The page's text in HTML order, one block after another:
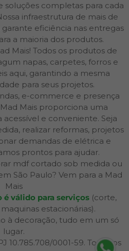
soluções completas para cada
infraestrutura de mais de
eficiência nas entregas
a maioria dos produtos.
Mais! Todos os produtos de
napas, carpetes, forros e
aqui, garantindo a mesma
para seus projetos.
e-commerce e presença
Mais proporciona uma
e conveniente. Seja
realizar reformas, projetos
demandas de elétrica e
prontos para ajudar.
mdf cortado sob medida ou
São Paulo? Vem para a Mad
Mais
é válido para serviços(corte,
estacionárias).
à decoração, tudo em um só
lugar.
10.785.708/0001-59. Todos os